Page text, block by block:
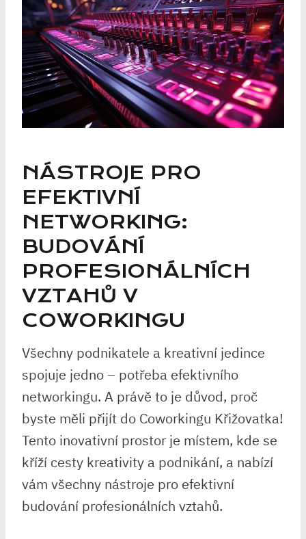
NÁSTROJE PRO
EFEKTIVNÍ
NETWORKING:
BUDOVÁNÍ
PROFESIONÁLNÍCH
VZTAHŮ V
COWORKINGU
Všechny podnikatele a kreativní jedince
spojuje jedno – potřeba efektivního
networkingu. A právě to je důvod, proč
byste měli přijít do Coworkingu Křižovatka!
Tento inovativní prostor je místem, kde se
kříží cesty kreativity a podnikání, a nabízí
vám všechny nástroje pro efektivní
budování profesionálních vztahů.